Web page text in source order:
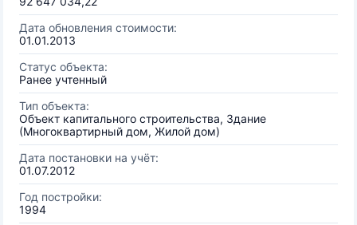
Дата обновления стоимости:
01.01.2013
Статус объекта:
Ранее учтенный
Тип объекта:
Объект капитального строительства, Здание
(Многоквартирный дом, Жилой дом)
Дата постановки на учёт:
01.07.2012
Год постройки:
1994